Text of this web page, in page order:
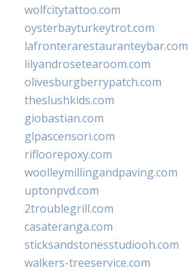
wolfcitytattoo.com
oysterbayturkeytrot.com
lafronterarestauranteybar.com
lilyandrosetearoom.com
olivesburgberrypatch.com
theslushkids.com
giobastian.com
glpascensori.com
rifloorepoxy.com
woolleymillingandpaving.com
uptonpvd.com
2troublegrill.com
casateranga.com
sticksandstonesstudiooh.com
walkers-treeservice.com